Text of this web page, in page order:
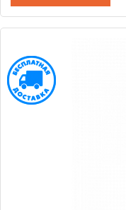
Производитель